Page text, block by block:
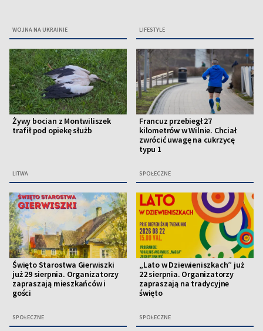
WOJNA NA UKRAINIE LIFESTYLE
Żywy bocian z Montwiliszek
trafił pod opiekę służb
LITWA
Francuz przebiegł 27
kilometrów w Wilnie. Chciał
zwrócić uwagę na cukrzycę
typu 1
SPOŁECZNE
Święto Starostwa Gierwiszki
już 29 sierpnia. Organizatorzy
zapraszają mieszkańców i
gości
SPOŁECZNE
„Lato w Dziewieniszkach” już
22 sierpnia. Organizatorzy
zapraszają na tradycyjne
święto
SPOŁECZNE